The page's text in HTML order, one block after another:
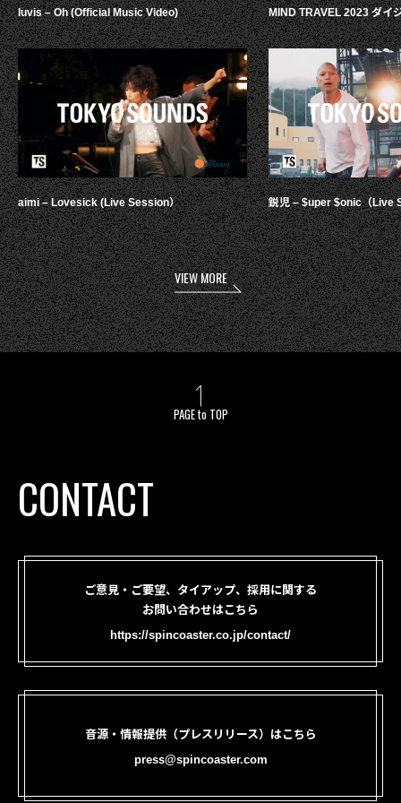
luvis – Oh (Official Music Video)
aimi – Lovesick (Live Session）
MIND TRAVEL 2023 ダイ
鋭児 – $uper $onic（Live
VIEW MORE
PAGE to TOP
CONTACT
ご意見・ご要望、タイアップ、採用に関する
お問い合わせはこちら
https://spincoaster.co.jp/contact/
音源・情報提供（プレスリリース）はこちら
press@spincoaster.com